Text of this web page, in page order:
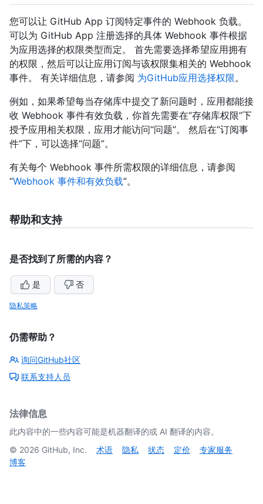
您可以让 GitHub App 订阅特定事件的 Webhook 负载。
可以为 GitHub App 注册选择的具体 Webhook 事件根据
为应用选择的权限类型而定。 首先需要选择希望应用拥有
的权限，然后可以让应用订阅与该权限集相关的 Webhook
事件。 有关详细信息，请参阅 为GitHub应用选择权限。
例如，如果希望每当存储库中提交了新问题时，应用都能接
收 Webhook 事件有效负载，你首先需要在“存储库权限”下
授予应用相关权限，应用才能访问“问题”。 然后在“订阅事
件”下，可以选择“问题”。
有关每个 Webhook 事件所需权限的详细信息，请参阅
“Webhook 事件和有效负载”。
帮助和支持
是否找到了所需的内容？
是 否
隐私策略
仍需帮助？
询问GitHub社区
联系支持人员
法律信息
此内容中的一些内容可能是机器翻译的或 AI 翻译的内容。
© 2026 GitHub, Inc. 术语 隐私 状态 定价
专家服务
博客